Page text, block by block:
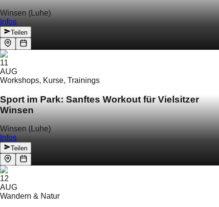
Winsen (Luhe)
Infos
Teilen
11
AUG
Workshops, Kurse, Trainings
Sport im Park: Sanftes Workout für Vielsitzer
Winsen
Winsen (Luhe)
Infos
Teilen
12
AUG
Wandern & Natur